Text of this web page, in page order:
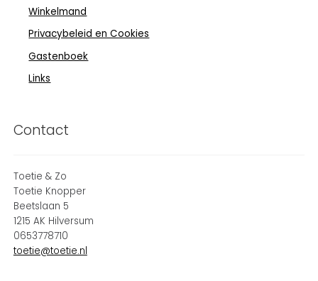
Winkelmand
Privacybeleid en Cookies
Gastenboek
Links
Contact
Toetie & Zo
Toetie Knopper
Beetslaan 5
1215 AK Hilversum
0653778710
toetie@toetie.nl